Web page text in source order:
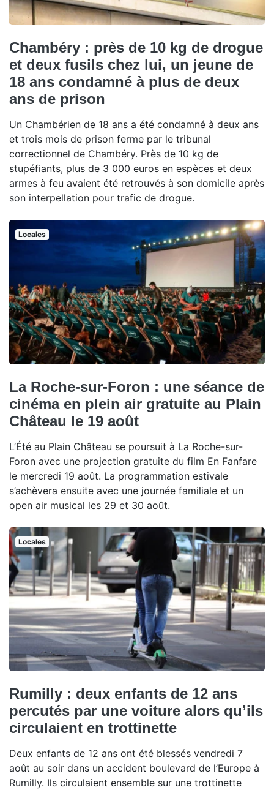
Chambéry : près de 10 kg de drogue
et deux fusils chez lui, un jeune de
18 ans condamné à plus de deux
ans de prison
Un Chambérien de 18 ans a été condamné à deux ans
et trois mois de prison ferme par le tribunal
correctionnel de Chambéry. Près de 10 kg de
stupéfiants, plus de 3 000 euros en espèces et deux
armes à feu avaient été retrouvés à son domicile après
son interpellation pour trafic de drogue.
Locales
La Roche-sur-Foron : une séance de
cinéma en plein air gratuite au Plain
Château le 19 août
L’Été au Plain Château se poursuit à La Roche-sur-
Foron avec une projection gratuite du film En Fanfare
le mercredi 19 août. La programmation estivale
s’achèvera ensuite avec une journée familiale et un
open air musical les 29 et 30 août.
Locales
Rumilly : deux enfants de 12 ans
percutés par une voiture alors qu’ils
circulaient en trottinette
Deux enfants de 12 ans ont été blessés vendredi 7
août au soir dans un accident boulevard de l’Europe à
Rumilly. Ils circulaient ensemble sur une trottinette